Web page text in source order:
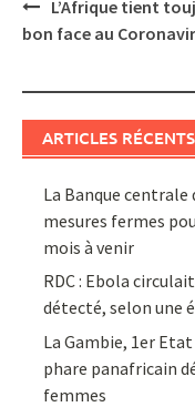
navigation
L’Afrique tient
bon face au
ARTICLES RÉCENTS
La Banque centrale
mesures fermes
mois à venir
RDC : Ebola
détecté, selon une
La Gambie, 1er
phare panafricain
femmes